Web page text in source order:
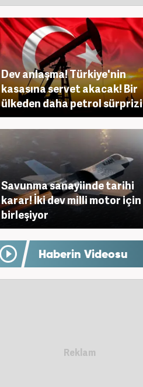
Dev anlaşma! Türkiye'nin
kasasına servet akacak! Bir
ülkeden daha petrol sürprizi
Savunma sanayiinde tarihi
karar! İki dev milli motor için
birleşiyor
Haberin Videosu